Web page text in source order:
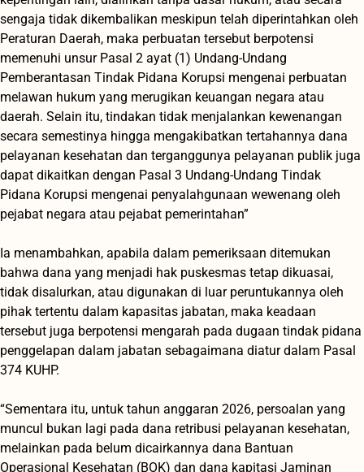
sengaja tidak dikembalikan meskipun telah diperintahkan oleh
Peraturan Daerah, maka perbuatan tersebut berpotensi
memenuhi unsur Pasal 2 ayat (1) Undang-Undang
Pemberantasan Tindak Pidana Korupsi mengenai perbuatan
melawan hukum yang merugikan keuangan negara atau
daerah. Selain itu, tindakan tidak menjalankan kewenangan
secara semestinya hingga mengakibatkan tertahannya dana
pelayanan kesehatan dan terganggunya pelayanan publik juga
dapat dikaitkan dengan Pasal 3 Undang-Undang Tindak
Pidana Korupsi mengenai penyalahgunaan wewenang oleh
pejabat negara atau pejabat pemerintahan”
Ia menambahkan‎, apabila dalam pemeriksaan ditemukan
bahwa dana yang menjadi hak puskesmas tetap dikuasai,
tidak disalurkan, atau digunakan di luar peruntukannya oleh
pihak tertentu dalam kapasitas jabatan, maka keadaan
tersebut juga berpotensi mengarah pada dugaan tindak pidana
penggelapan dalam jabatan sebagaimana diatur dalam Pasal
374 KUHP.
“‎Sementara itu, untuk tahun anggaran 2026, persoalan yang
muncul bukan lagi pada dana retribusi pelayanan kesehatan,
melainkan pada belum dicairkannya dana Bantuan
Operasional Kesehatan (BOK) dan dana kapitasi Jaminan